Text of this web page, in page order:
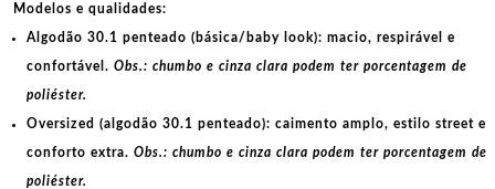
Modelos e qualidades:
Algodão 30.1 penteado (básica/baby look): macio, respirável e
confortável. Obs.: chumbo e cinza clara podem ter porcentagem de
poliéster.
Oversized (algodão 30.1 penteado): caimento amplo, estilo street e
conforto extra. Obs.: chumbo e cinza clara podem ter porcentagem de
poliéster.